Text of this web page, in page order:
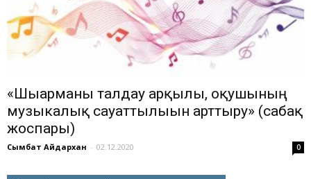
«Шығарманы талдау арқылы, оқушының
музыкалық сауаттылығын арттыру» (сабақ
жоспары)
Сымбат Айдархан - 02.12.2020 0